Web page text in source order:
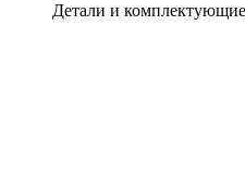
Детали и комплектующие